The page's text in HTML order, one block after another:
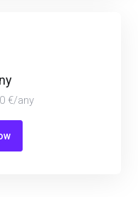
€/any